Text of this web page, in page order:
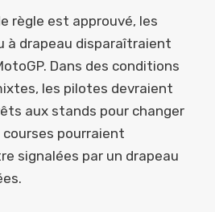
règle est approuvé, les
à drapeau disparaîtraient
Dans des conditions
les pilotes devraient
aux stands pour changer
courses pourraient
signalées par un drapeau